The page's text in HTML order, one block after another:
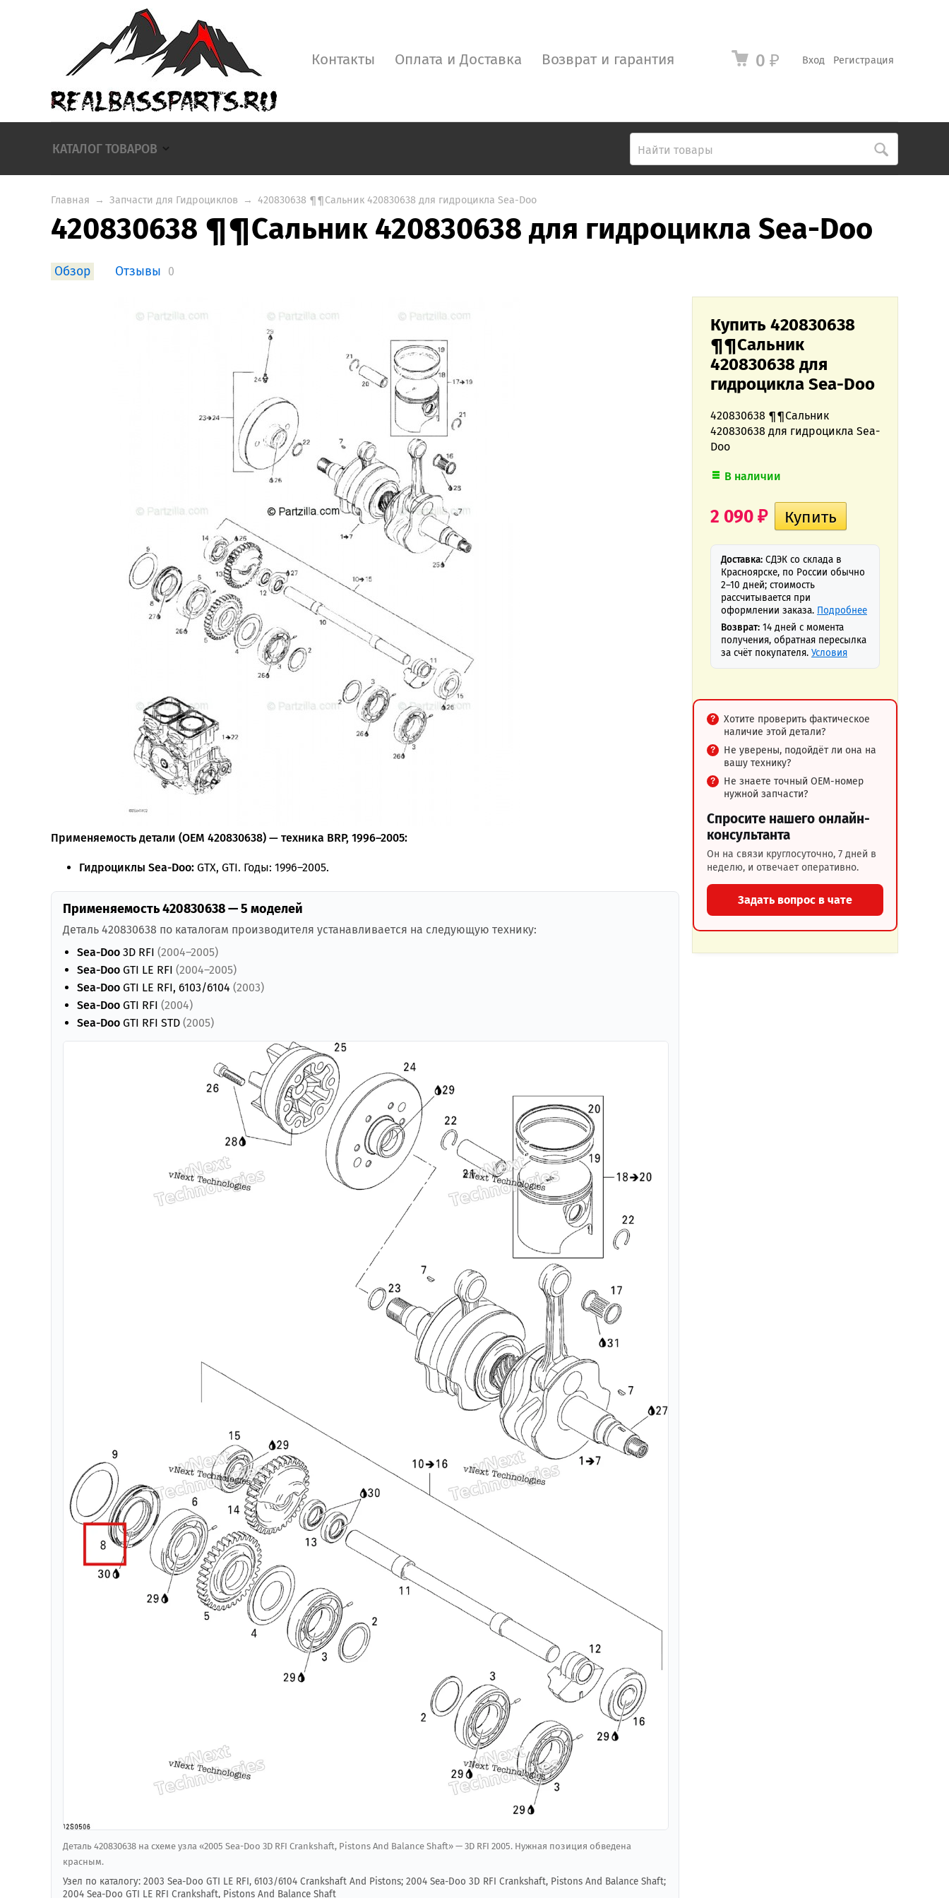
Вход Регистрация
0 ₽
Контакты Оплата и Доставка Возврат и гарантия
КАТАЛОГ ТОВАРОВ
Главная → Запчасти для Гидроциклов → 420830638 ¶¶Сальник 420830638 для гидроцикла Sea-Doo
420830638 ¶¶Сальник 420830638 для гидроцикла Sea-Doo
Обзор Отзывы 0
Купить 420830638
¶¶Сальник
420830638 для
гидроцикла Sea-Doo
420830638 ¶¶Сальник
420830638 для гидроцикла Sea-
Doo
В наличии
2 090 ₽
Доставка: СДЭК со склада в
Красноярске, по России обычно
2–10 дней; стоимость
рассчитывается при
оформлении заказа. Подробнее
Возврат: 14 дней с момента
получения, обратная пересылка
за счёт покупателя. Условия
Хотите проверить фактическое
наличие этой детали?
Не уверены, подойдёт ли она на
вашу технику?
Не знаете точный OEM-номер
нужной запчасти?
Спросите нашего онлайн-
консультанта
Он на связи круглосуточно, 7 дней в
неделю, и отвечает оперативно.
Задать вопрос в чате
Применяемость детали (OEM 420830638) — техника BRP, 1996–2005:
Гидроциклы Sea-Doo: GTX, GTI. Годы: 1996–2005.
Применяемость 420830638 — 5 моделей
Деталь 420830638 по каталогам производителя устанавливается на следующую технику:
Sea-Doo 3D RFI (2004–2005)
Sea-Doo GTI LE RFI (2004–2005)
Sea-Doo GTI LE RFI, 6103/6104 (2003)
Sea-Doo GTI RFI (2004)
Sea-Doo GTI RFI STD (2005)
Деталь 420830638 на схеме узла «2005 Sea-Doo 3D RFI Crankshaft, Pistons And Balance Shaft» — 3D RFI 2005. Нужная позиция обведена
красным.
Узел по каталогу: 2003 Sea-Doo GTI LE RFI, 6103/6104 Crankshaft And Pistons; 2004 Sea-Doo 3D RFI Crankshaft, Pistons And Balance Shaft;
2004 Sea-Doo GTI LE RFI Crankshaft, Pistons And Balance Shaft